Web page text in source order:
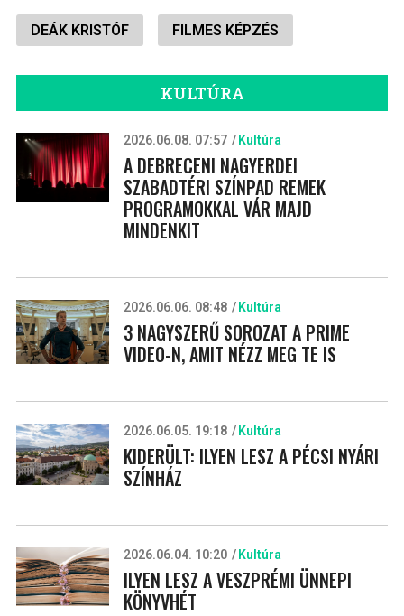
DEÁK KRISTÓF FILMES KÉPZÉS
KULTÚRA
2026.06.08. 07:57 Kultúra
A DEBRECENI NAGYERDEI
SZABADTÉRI SZÍNPAD REMEK
PROGRAMOKKAL VÁR MAJD
MINDENKIT
2026.06.06. 08:48 Kultúra
3 NAGYSZERŰ SOROZAT A PRIME
VIDEO-N, AMIT NÉZZ MEG TE IS
2026.06.05. 19:18 Kultúra
KIDERÜLT: ILYEN LESZ A PÉCSI NYÁRI
SZÍNHÁZ
2026.06.04. 10:20 Kultúra
ILYEN LESZ A VESZPRÉMI ÜNNEPI
KÖNYVHÉT